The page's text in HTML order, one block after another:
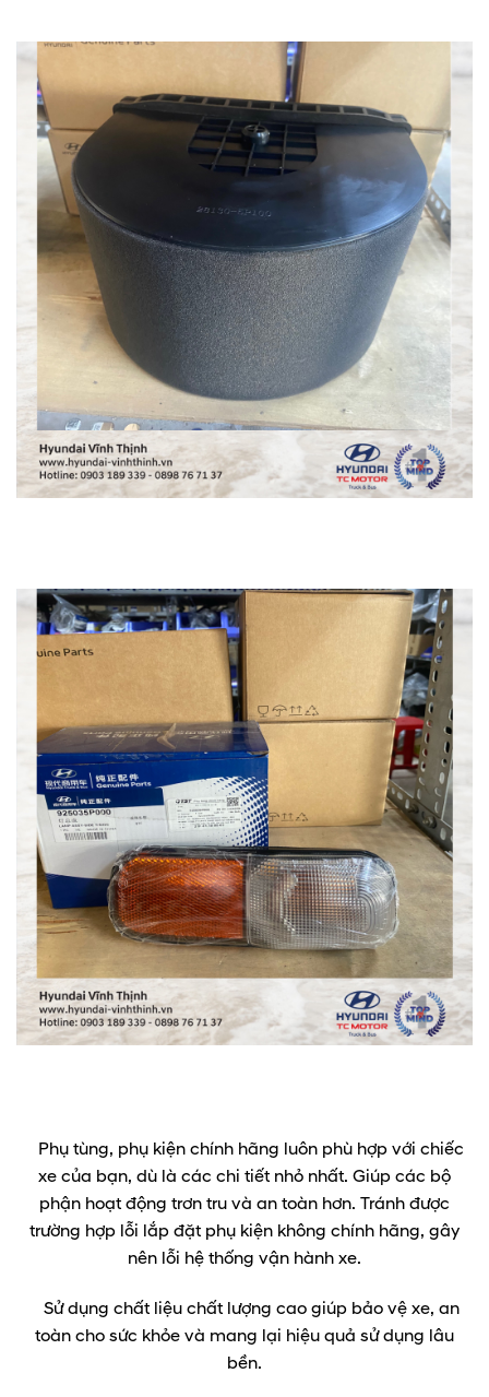
Phụ tùng, phụ kiện chính hãng luôn phù hợp với chiếc
xe của bạn, dù là các chi tiết nhỏ nhất. Giúp các bộ
phận hoạt động trơn tru và an toàn hơn. Tránh được
trường hợp lỗi lắp đặt phụ kiện không chính hãng, gây
nên lỗi hệ thống vận hành xe.
Sử dụng chất liệu chất lượng cao giúp bảo vệ xe, an
toàn cho sức khỏe và mang lại hiệu quả sử dụng lâu
bền.